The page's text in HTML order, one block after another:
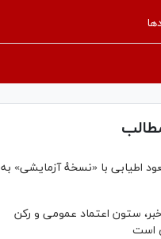
اطیابی با «نسخهٔ آزمایشی» به
ستون اعتماد عمومی و رکن
است